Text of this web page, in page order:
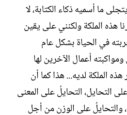
ما أسميه ذكاء الكتابة، لا
هذه الملكة ولكنني على يقين
في الحياة بشكل عام
أعمال الآخرين لها
الملكة لديه... هذا كما أن
التحايل، التحايلُ على المعنى
والتحايلُ على الوزن من أجل